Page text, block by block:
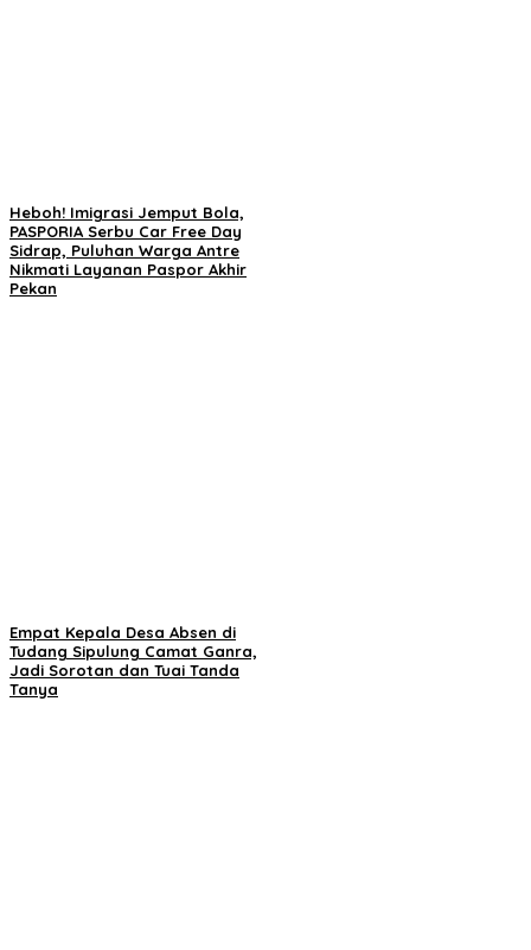
Heboh! Imigrasi Jemput Bola,
PASPORIA Serbu Car Free Day
Sidrap, Puluhan Warga Antre
Nikmati Layanan Paspor Akhir
Pekan
Empat Kepala Desa Absen di
Tudang Sipulung Camat Ganra,
Jadi Sorotan dan Tuai Tanda
Tanya